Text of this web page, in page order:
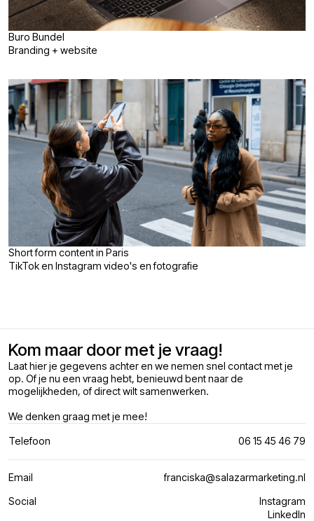
Buro Bundel
Branding + website
Short form content in Paris
TikTok en Instagram video's en fotografie
Kom maar door met je vraag!
Laat hier je gegevens achter en we nemen snel contact met je
op. Of je nu een vraag hebt, benieuwd bent naar de
mogelijkheden, of direct wilt samenwerken.
We denken graag met je mee!
Telefoon 06 15 45 46 79
Email
franciska@salazarmarketing.nl
Social
Instagram
LinkedIn